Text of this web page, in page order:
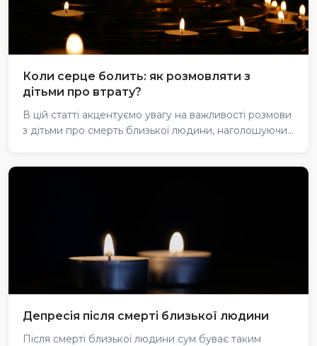
Коли серце болить: як розмовляти з
дітьми про втрату?
В цій статті акцентуємо увагу на важливості розмови
з дітьми про смерть близької людини, наголошуючи...
Депресія після смерті близької людини
Після смерті близької людини сум буває таким